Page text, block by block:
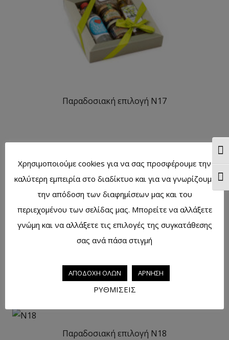
Παραδοσιακή επιλογή N17
Παραδοσιακή επιλογή N5
Παραδοσιακή επιλογή N18
Χρησιμοποιούμε cookies για να σας προσφέρουμε την
καλύτερη εμπειρία στο διαδίκτυο και για να γνωρίζουμε
την απόδοση των διαφημίσεων μας και του
περιεχομένου των σελίδας μας. Μπορείτε να αλλάξετε
γνώμη και να αλλάξετε τις επιλογές της συγκατάθεσης
σας ανά πάσα στιγμή
ΑΠΟΔΟΧΗ ΟΛΩΝ ΑΡΝΗΣΗ
ΡΥΘΜΙΣΕΙΣ